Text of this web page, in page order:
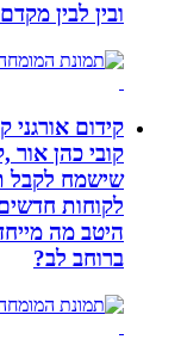
ובין לבין מקדם
קידום אורגני קובי
קובי כהן אור
שישמח לקבל
לקוחות חדשים?
היטב מה מייחד
ברוחב לב?